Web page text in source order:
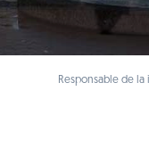
Responsable de la